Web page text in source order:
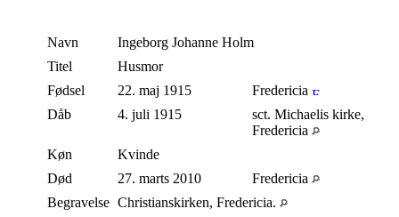
Navn Ingeborg Johanne Holm
Titel
Husmor
Fødsel
22. maj 1915
Fredericia
Dåb
4. juli 1915
sct. Michaelis kirke,
Fredericia
Køn
Kvinde
Død
27. marts 2010
Fredericia
Begravelse Christianskirken, Fredericia.